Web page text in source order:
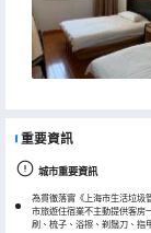
重要資訊
城市重要資訊
為貫徹落實《上海市生活垃圾
市旅遊住宿業不主動提供客房
刷、梳子、浴擦、剃鬚刀、指